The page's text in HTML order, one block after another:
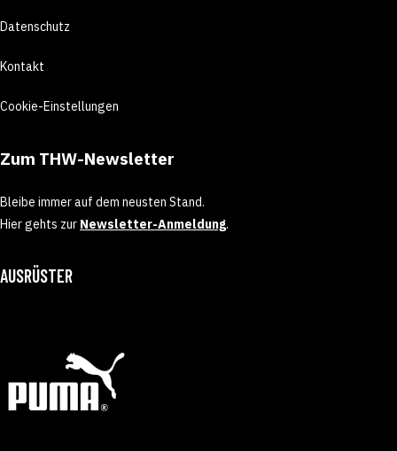
Datenschutz
Kontakt
Cookie-Einstellungen
Zum THW-Newsletter
Bleibe immer auf dem neusten Stand.
Hier gehts zur Newsletter-Anmeldung.
AUSRÜSTER